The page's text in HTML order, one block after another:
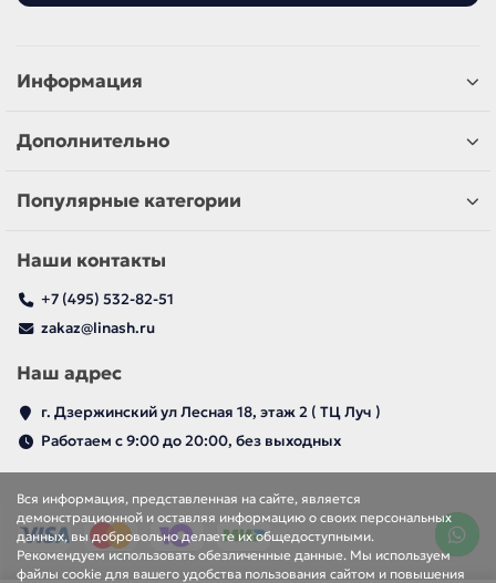
Вся информация, представленная на сайте, является
демонстрационной и оставляя информацию о своих персональных
данных, вы добровольно делаете их общедоступными.
Рекомендуем использовать обезличенные данные. Мы используем
файлы cookie для вашего удобства пользования сайтом и повышения
Информация
Дополнительно
Популярные категории
Наши контакты
+7 (495) 532-82-51
zakaz@linash.ru
Наш адрес
г. Дзержинский ул Лесная 18, этаж 2 ( ТЦ Луч )
Работаем с 9:00 до 20:00, без выходных